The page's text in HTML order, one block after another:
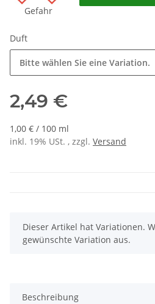
Gefahr
Duft
Bitte wählen Sie eine Variation.
2,49 €
1,00 € / 100 ml
inkl. 19% USt. , zzgl. Versand
x
Dieser Artikel hat Variationen.
gewünschte Variation aus.
Beschreibung